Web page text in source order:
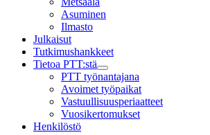
Asuminen
Ilmasto
Julkaisut
Tutkimushankkeet
Tietoa PTT:stä
Child
menu
PTT työnantajana
Avoimet työpaikat
Vastuullisuusperiaatteet
Vuosikertomukset
Henkilöstö